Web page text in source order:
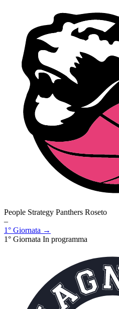
People Strategy Panthers Roseto
–
1° Giornata →
1° Giornata In programma